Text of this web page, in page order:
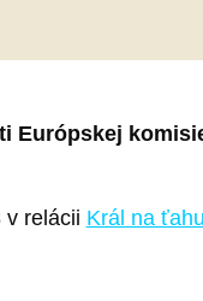
Európskej
v relácii Král na ťahu